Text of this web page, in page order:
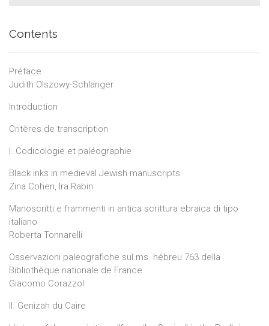
Contents
Préface
Judith Olszowy-Schlanger
Introduction
Critères de transcription
I. Codicologie et paléographie
Black inks in medieval Jewish manuscripts
Zina Cohen, Ira Rabin
Manoscritti e frammenti in antica scrittura ebraica di tipo
italiano
Roberta Tonnarelli
Osservazioni paleografiche sul ms. hébreu 763 della
Bibliothèque nationale de France
Giacomo Corazzol
II. Genizah du Caire